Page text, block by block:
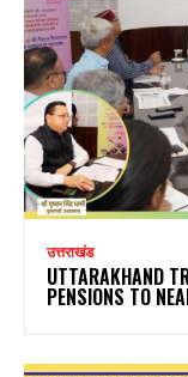
उत्तराखंड
UTTARAKHAND
PENSIONS TO